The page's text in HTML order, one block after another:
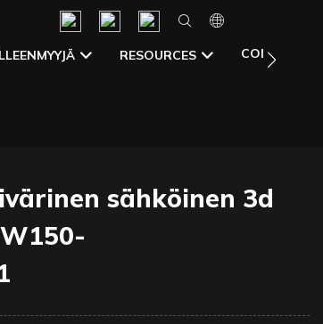
RESOURCES CONTACT
sähköinen 3d